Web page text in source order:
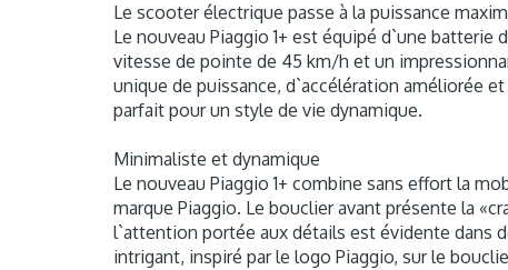
Le scooter électrique passe à la puissance
Le nouveau Piaggio 1+ est équipé d`une
vitesse de pointe de 45 km/h et un
unique de puissance, d`accélération améliorée
parfait pour un style de vie dynamique.
Minimaliste et dynamique
Le nouveau Piaggio 1+ combine sans effort la
marque Piaggio. Le bouclier avant présente la
l`attention portée aux détails est évidente dans
intrigant, inspiré par le logo Piaggio, sur le